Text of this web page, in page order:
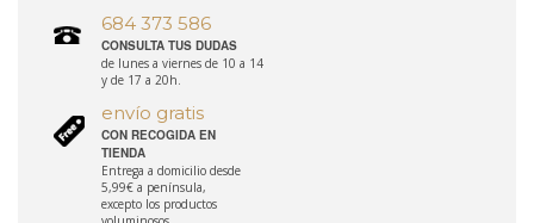
684 373 586
CONSULTA TUS DUDAS
de lunes a viernes de 10 a 14
y de 17 a 20h.
envío gratis
CON RECOGIDA EN
TIENDA
Entrega a domicilio desde
5,99€ a península,
excepto los productos